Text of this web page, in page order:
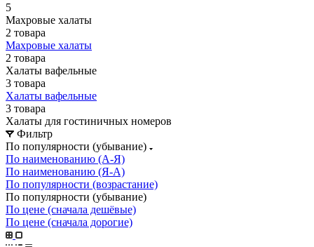
5
Махровые халаты
2 товара
Махровые халаты
2 товара
Халаты вафельные
3 товара
Халаты вафельные
3 товара
Халаты для гостиничных номеров
Фильтр
По популярности (убывание)
По наименованию (А-Я)
По наименованию (Я-А)
По популярности (возрастание)
По популярности (убывание)
По цене (сначала дешёвые)
По цене (сначала дорогие)